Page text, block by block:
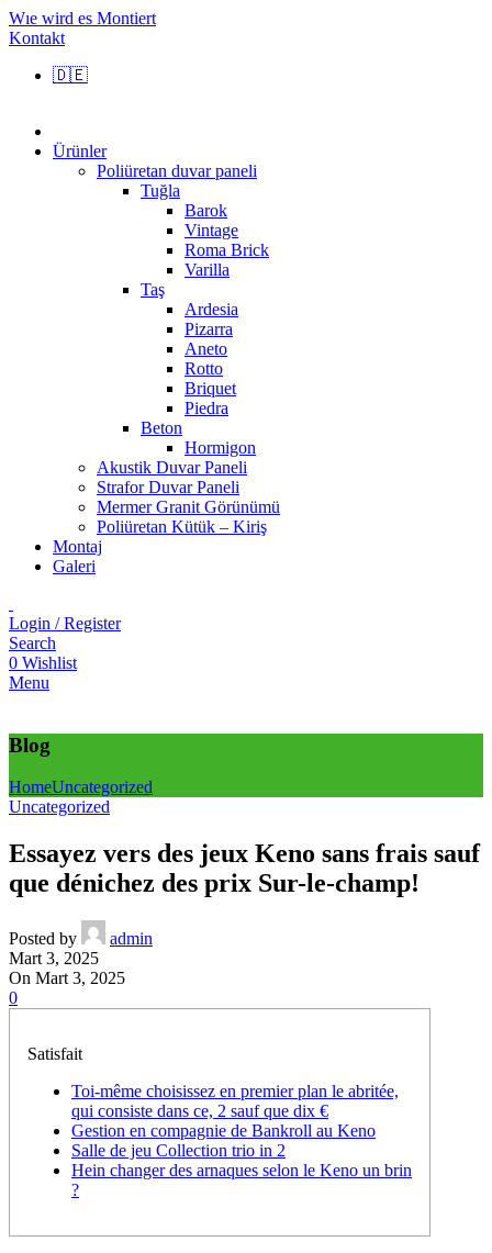
Wıe wird es Montiert
Kontakt
🇩🇪
Ürünler
Poliüretan duvar paneli
Tuğla
Barok
Vintage
Roma Brick
Varilla
Taş
Ardesia
Pizarra
Aneto
Rotto
Briquet
Piedra
Beton
Hormigon
Akustik Duvar Paneli
Strafor Duvar Paneli
Mermer Granit Görünümü
Poliüretan Kütük – Kiriş
Montaj
Galeri
Login / Register
Search
0 Wishlist
Menu
Blog
HomeUncategorized
Uncategorized
Essayez vers des jeux Keno sans frais sauf
que dénichez des prix Sur-le-champ!
Posted by
admin
Mart 3, 2025
On Mart 3, 2025
0
Satisfait
Toi-même choisissez en premier plan le abritée,
qui consiste dans ce, 2 sauf que dix €
Gestion en compagnie de Bankroll au Keno
Salle de jeu Collection trio in 2
Hein changer des arnaques selon le Keno un brin
?